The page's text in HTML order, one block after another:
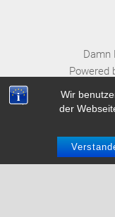
Wir
der
Damn
Powered